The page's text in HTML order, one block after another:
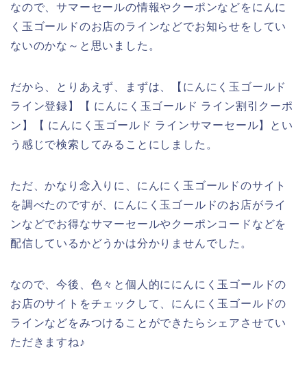
なので、サマーセールの情報やクーポンなどをにんに
く玉ゴールドのお店のラインなどでお知らせをしてい
ないのかな～と思いました。
だから、とりあえず、まずは、【にんにく玉ゴールド
ライン登録】【 にんにく玉ゴールド ライン割引クーポ
ン】【 にんにく玉ゴールド ラインサマーセール】とい
う感じで検索してみることにしました。
ただ、かなり念入りに、にんにく玉ゴールドのサイト
を調べたのですが、にんにく玉ゴールドのお店がライ
ンなどでお得なサマーセールやクーポンコードなどを
配信しているかどうかは分かりませんでした。
なので、今後、色々と個人的ににんにく玉ゴールドの
お店のサイトをチェックして、にんにく玉ゴールドの
ラインなどをみつけることができたらシェアさせてい
ただきますね♪